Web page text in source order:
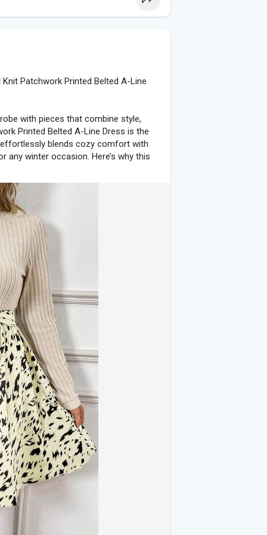
moderna y chic para una gala. Su
ofreciendo una alternativa
que realce tu figura, como un modelo
tacones y accesorios llamativos para
que añade profundidad y textura
meses más fríos, ya que también te
en colores ricos como burdeos,
sencilla y tacones a juego.
por pantalones y una chaqueta
las galas. Esta elección es ideal si
y elegante, como gris oscuro o
para un look profesional y
que favorece a la mayoría de las
y proporciona un look elegante y
Patchwork Printed Belted A-Line
with pieces that combine style,
Printed Belted A-Line Dress is the
blends cozy comfort with
winter occasion. Here’s why this
provides an extra layer of warmth
enhances the dress’s visual appeal
weather.
with minimal accessories, letting the
knee-high boots for a streamlined
of artistic flair to the classic A-line
visual interest and elevates the
the patchwork print stand out. Opt for
cohesive look.
the dress’s silhouette by cinching at
feature adds structure to the relaxed
or adds a contrasting element for a
while a thin belt offers a